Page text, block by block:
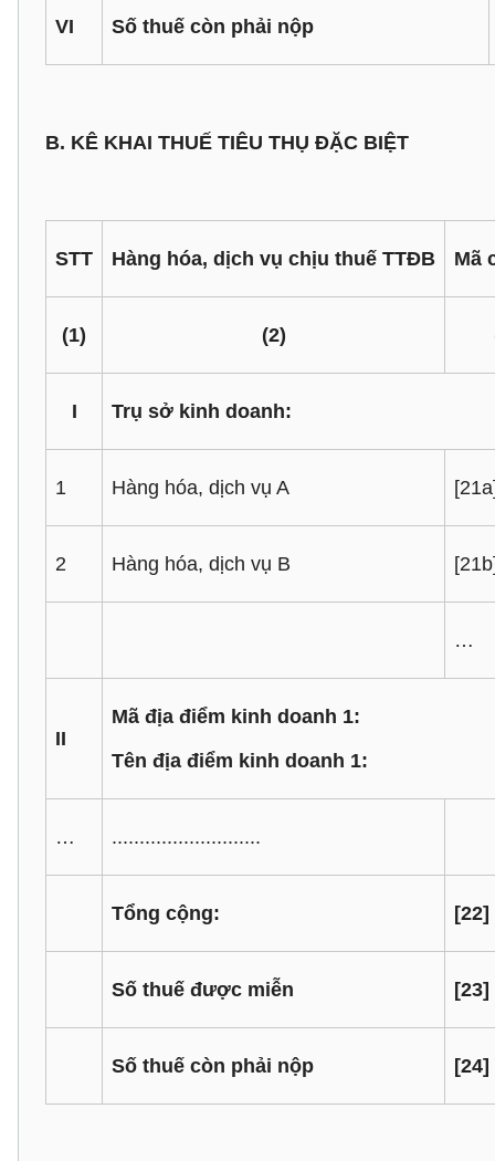
VI Số thuế còn phải nộp
B. KÊ KHAI THUẾ TIÊU THỤ ĐẶC BIỆT
STT Hàng hóa, dịch vụ chịu thuế TTĐB Mã
(1) (2)
I Trụ sở kinh doanh:
1 Hàng hóa, dịch vụ A
2 Hàng hóa, dịch vụ B
…
II
Mã địa điểm kinh doanh 1:
Tên địa điểm kinh doanh 1:
… ...........................
Tổng cộng: [22]
Số thuế được miễn [23]
Số thuế còn phải nộp [24]